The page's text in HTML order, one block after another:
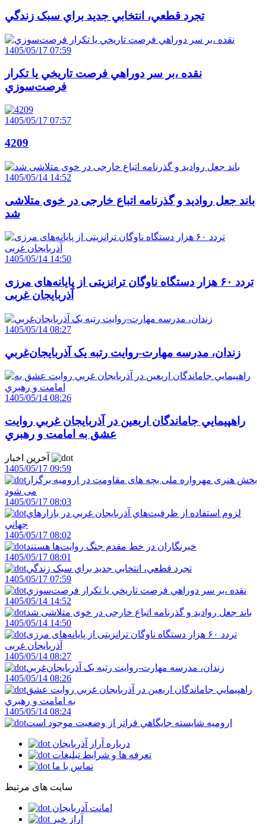
تجرد قطعي، انتخابي جديد براي سبک زندگي
1405/05/17 07:59
نقده ،بر سر دوراهي فرصت تاريخي يا تکرار
فرصت‌سوزي
1405/05/17 07:57
4209
1405/05/14 14:52
باند جعل روادید و گذرنامه اتباع خارجی در خوی متلاشی
شد
1405/05/14 14:50
تردد ۶۰ هزار دستگاه ناوگان ترانزیتی از پایانه‌های مرزی
آذربایجان ‌غربی
1405/05/14 08:27
زندان، مدرسه مهارت-روايت رتبه يک آذربايجان‌غربي
1405/05/14 08:26
راهپيمايي جاماندگان اربعين در آذربايجان غربي روايت
عشق به امامت و رهبري
1405/05/17 09:59
بخش هنری مهرواره ملی بچه های مقاومت در ارومیه برگزار
می شود
1405/05/17 08:03
لزوم استفاده از ظرفيت‌هاي آذربايجان غربي در بازارهاي
جهاني
1405/05/17 08:02
خبرنگاران در خط مقدم جنگ روايت‌ها هستند
1405/05/17 08:01
تجرد قطعي، انتخابي جديد براي سبک زندگي
1405/05/17 07:59
نقده ،بر سر دوراهي فرصت تاريخي يا تکرار فرصت‌سوزي
1405/05/14 14:52
باند جعل روادید و گذرنامه اتباع خارجی در خوی متلاشی شد
1405/05/14 14:50
تردد ۶۰ هزار دستگاه ناوگان ترانزیتی از پایانه‌های مرزی
آذربایجان ‌غربی
1405/05/14 08:27
زندان، مدرسه مهارت-روايت رتبه يک آذربايجان‌غربي
1405/05/14 08:26
راهپيمايي جاماندگان اربعين در آذربايجان غربي روايت عشق
به امامت و رهبري
1405/05/14 08:24
اروميه شايسته جايگاهي فراتر از وضعيت موجود است
درباره آراز آذربایجان
تعرفه ها و شرایط تبلیغات
تماس با ما
سایت های مرتبط
امانت آذربایجان
آراز خبر